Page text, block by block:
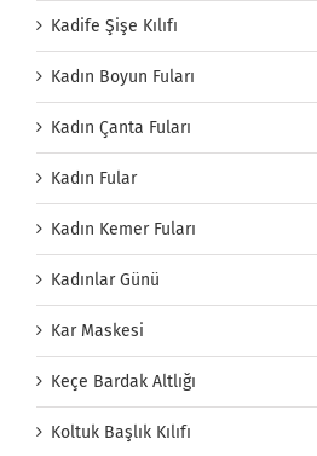
Kadife Şişe Kılıfı
Kadın Boyun Fuları
Kadın Çanta Fuları
Kadın Fular
Kadın Kemer Fuları
Kadınlar Günü
Kar Maskesi
Keçe Bardak Altlığı
Koltuk Başlık Kılıfı